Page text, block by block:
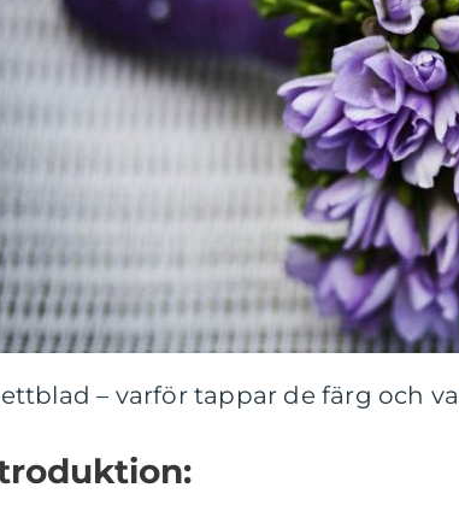
– varför tappar de färg och